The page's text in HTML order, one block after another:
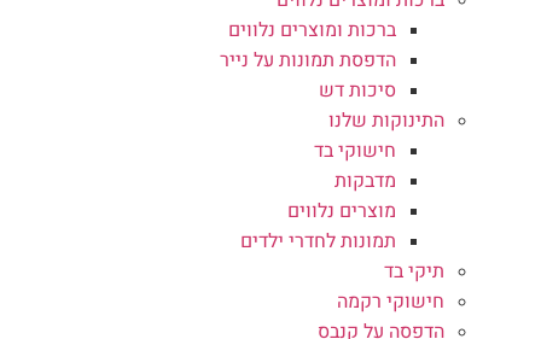
ברכות ומוצרים נלווים
הדפסת תמונות על נייר
סיכות דש
התינוקות שלנו
חישוקי בד
מדבקות
מוצרים נלווים
תמונות לחדרי ילדים
תיקי בד
חישוקי רקמה
הדפסה על קנבס